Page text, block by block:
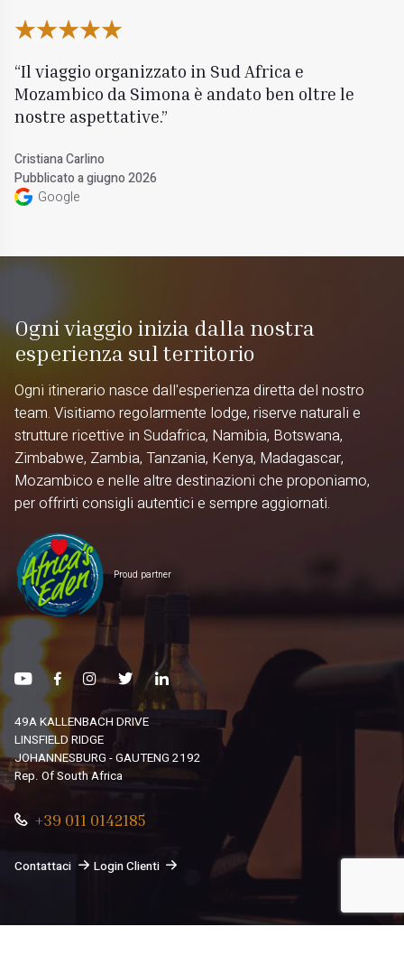
Il viaggio organizzato in Sud Africa e
Mozambico da Simona è andato ben oltre le
nostre aspettative.
Cristiana Carlino
Pubblicato a giugno 2026
Google
Ogni viaggio inizia dalla nostra
esperienza sul territorio
Ogni itinerario nasce dall'esperienza diretta del nostro
team. Visitiamo regolarmente lodge, riserve naturali e
strutture ricettive in Sudafrica, Namibia, Botswana,
Zimbabwe, Zambia, Tanzania, Kenya, Madagascar,
Mozambico e nelle altre destinazioni che proponiamo,
per offrirti consigli autentici e sempre aggiornati.
Proud partner
49A KALLENBACH DRIVE
LINSFIELD RIDGE
JOHANNESBURG - GAUTENG 2192
Rep. Of South Africa
+39 011 0142185
Contattaci Login Clienti